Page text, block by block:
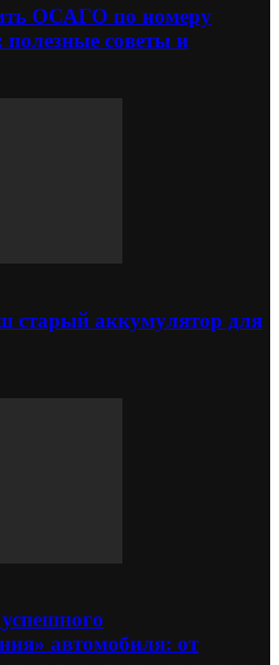
ОСАГО по номеру
полезные советы и
старый аккумулятор для
автомобиля: от